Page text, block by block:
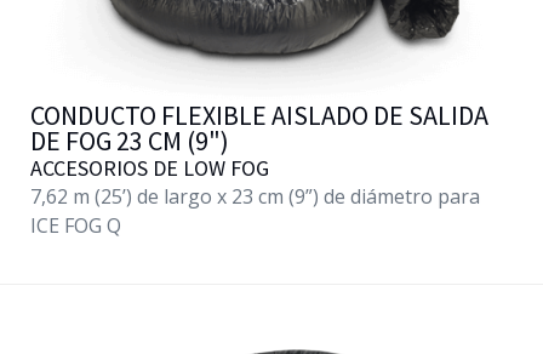
CONDUCTO FLEXIBLE AISLADO DE SALIDA
DE FOG 23 CM (9")
ACCESORIOS DE LOW FOG
7,62 m (25’) de largo x 23 cm (9”) de diámetro para
ICE FOG Q